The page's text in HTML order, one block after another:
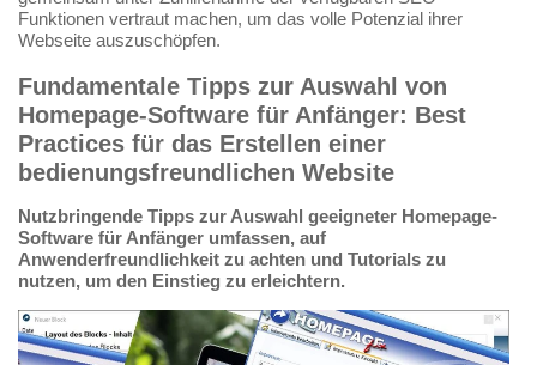
Funktionen vertraut machen, um das volle Potenzial ihrer
Webseite auszuschöpfen.
Fundamentale Tipps zur Auswahl von
Homepage-Software für Anfänger: Best
Practices für das Erstellen einer
bedienungsfreundlichen Website
Nutzbringende Tipps zur Auswahl geeigneter Homepage-
Software für Anfänger umfassen, auf
Anwenderfreundlichkeit zu achten und Tutorials zu
nutzen, um den Einstieg zu erleichtern.